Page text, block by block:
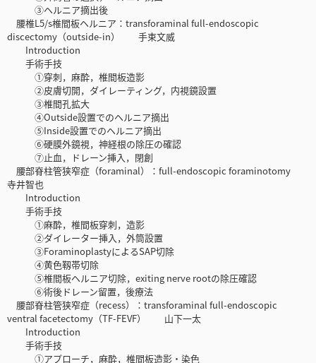
③ヘルニア摘出後
腰椎L5/s椎間板ヘルニア：transforaminal full-endoscopic
discectomy（outside-in） 手束文威
Introduction
手術手技
①穿刺，麻酔，椎間板造影
②皮膚切開，ダイレーティング，内視鏡設置
③椎間孔拡大
④Outside設置でのヘルニア摘出
⑤Inside設置でのヘルニア摘出
⑥硬膜外鏡視，神経根の除圧の確認
⑦止血，ドレーン挿入，閉創
腰部脊柱管狭窄症（foraminal）：full-endoscopic foraminotomy
寺井智也
Introduction
手術手技
①麻酔，椎間板穿刺，造影
②ダイレーター挿入，外筒設置
③ForaminoplastyによるSAP切除
④黄色靱帯切除
⑤椎間板ヘルニア切除，exiting nerve rootの除圧確認
⑥術後ドレーン留置，後療法
腰部脊柱管狭窄症（recess）：transforaminal full-endoscopic
ventral facetectomy（TF-FEVF） 山下一太
Introduction
手術手技
①アプローチ，麻酔，椎間板造影・染色